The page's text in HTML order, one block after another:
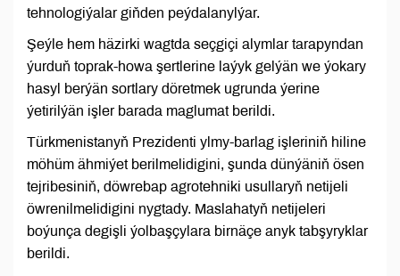
tehnologiýalar giňden peýdalanylýar.
Şeýle hem häzirki wagtda seçgiçi alymlar tarapyndan
ýurduň toprak-howa şertlerine laýyk gelýän we ýokary
hasyl berýän sortlary döretmek ugrunda ýerine
ýetirilýän işler barada maglumat berildi.
Türkmenistanyň Prezidenti ylmy-barlag işleriniň hiline
möhüm ähmiýet berilmelidigini, şunda dünýäniň ösen
tejribesiniň, döwrebap agrotehniki usullaryň netijeli
öwrenilmelidigini nygtady. Maslahatyň netijeleri
boýunça degişli ýolbaşçylara birnäçe anyk tabşyryklar
berildi.